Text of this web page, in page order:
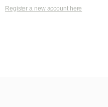
Register a new account here